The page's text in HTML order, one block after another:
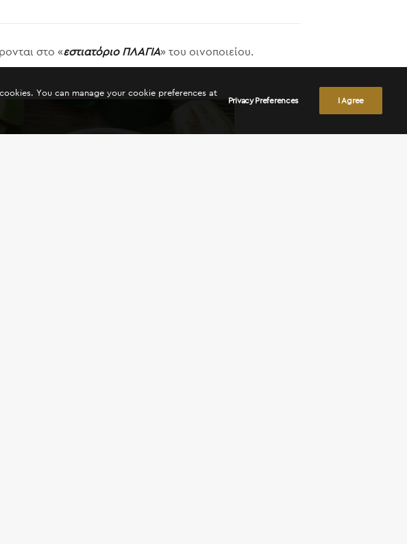
στο «εστιατόριο ΠΛΑΓΙΑ» του οινοποιείου.
You can manage your cookie preferences at
Privacy Preferences I Agree